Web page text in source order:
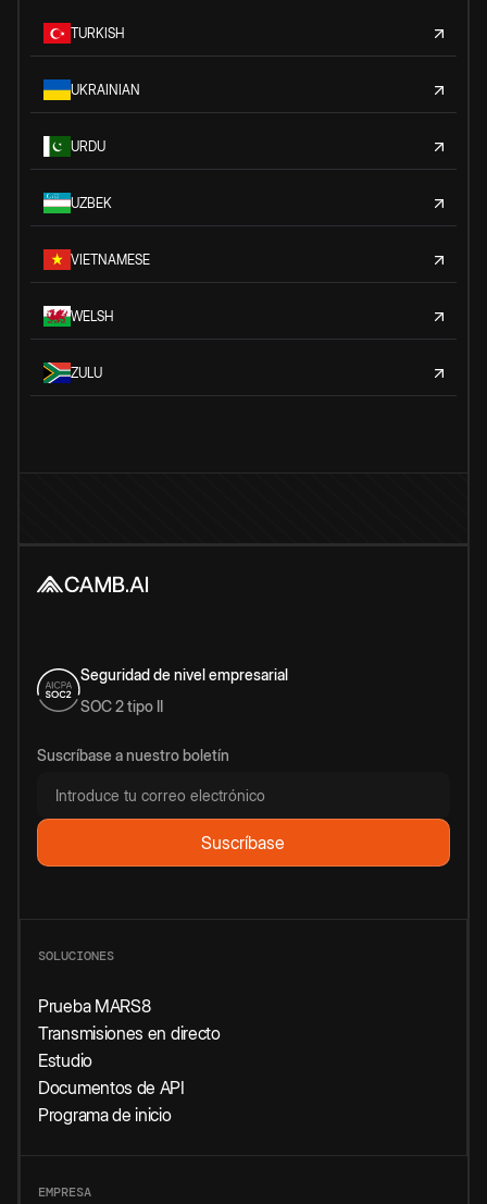
TURKISH
UKRAINIAN
URDU
UZBEK
VIETNAMESE
WELSH
ZULU
Seguridad de nivel empresarial
SOC 2 tipo II
Suscríbase a nuestro boletín
SOLUCIONES
Prueba MARS8
Transmisiones en directo
Estudio
Documentos de API
Programa de inicio
EMPRESA